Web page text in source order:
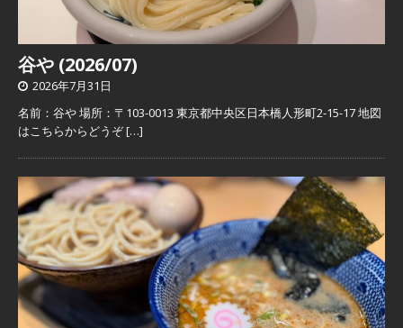
谷や (2026/07)
2026年7月31日
名前：谷や 場所：〒103-0013 東京都中央区日本橋人形町2-15-17 地図
はこちらからどうぞ[…]